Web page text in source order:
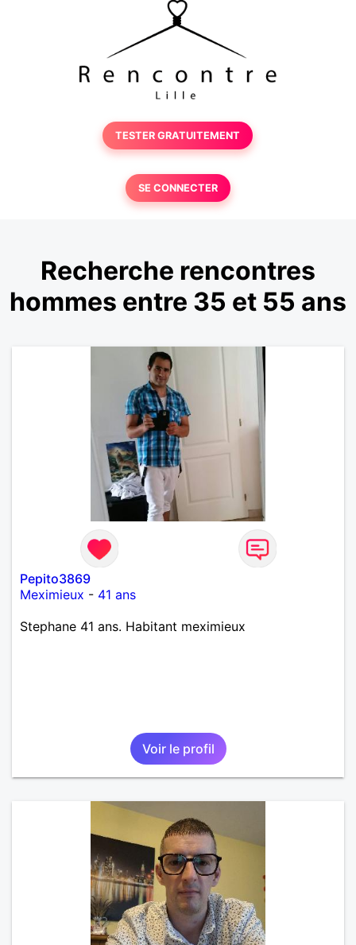
TESTER GRATUITEMENT
SE CONNECTER
Recherche rencontres
hommes entre 35 et 55 ans
Pepito3869
Meximieux - 41 ans
Stephane 41 ans. Habitant meximieux
Voir le profil